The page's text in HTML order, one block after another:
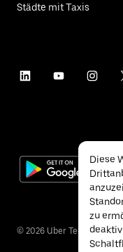
Städte mit Taxis
© 2026 Uber Technologies
Diese
zu